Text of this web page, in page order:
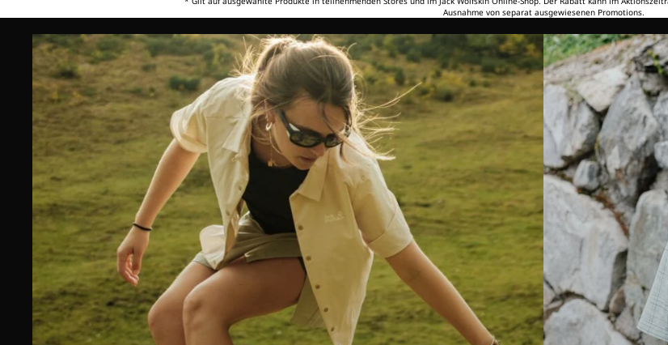
Ausnahme von separat ausgewiesenen Promotions.